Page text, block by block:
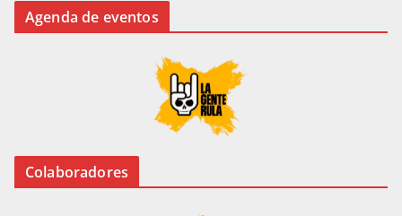
Agenda de eventos
Colaboradores